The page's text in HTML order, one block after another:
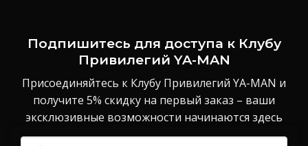
Подпишитесь для доступа к Клубу
Привилегий YA-MAN
Присоединяйтесь к Клубу Привилегий YA-MAN и
получите 5% скидку на первый заказ – ваши
эксклюзивные возможности начинаются здесь